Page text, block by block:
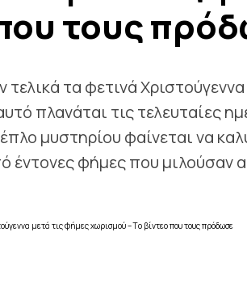
τους
τα φετινά
πλανάται τις τελευταίες
μυστηρίου φαίνεται να
φήμες που μιλούσαν